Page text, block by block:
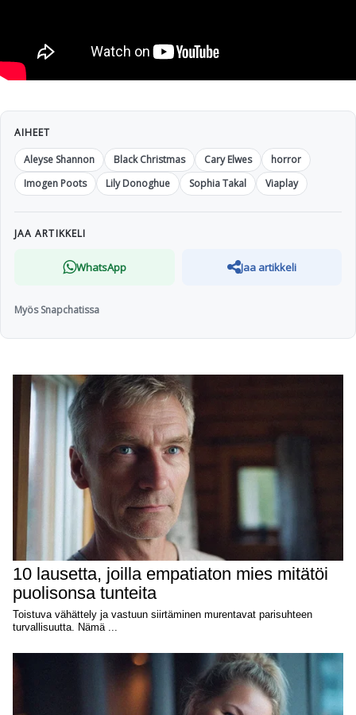
AIHEET
Aleyse Shannon
Black Christmas Cary Elwes
horror
Imogen Poots
Lily Donoghue Sophia Takal Viaplay
JAA ARTIKKELI
WhatsApp Jaa artikkeli
Myös Snapchatissa